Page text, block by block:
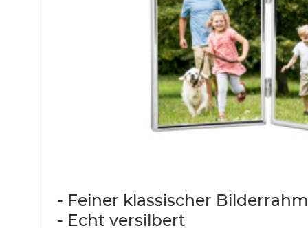
- Feiner klassischer
- Echt versilbert